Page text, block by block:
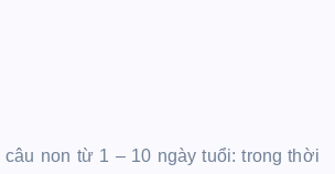
non từ 1 – 10 ngày tuổi: trong thời